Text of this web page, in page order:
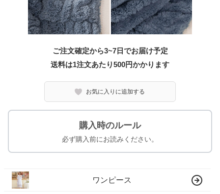
ご注文確定から3~7日でお届け予定
送料は1注文あたり500円かかります
お気に入りに追加する
購入時のルール
必ず購入前にお読みください。
ワンピース